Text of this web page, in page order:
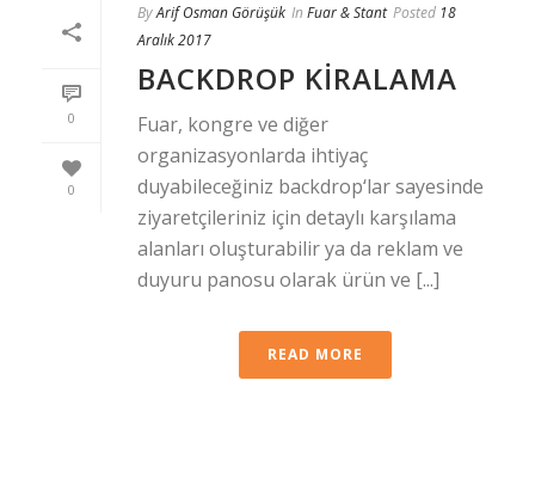
0
0
ByArif Osman Görüşük In Fuar & Stant Posted 18
Aralık 2017
BACKDROP KIRALAMA
Fuar, kongre ve diğer
organizasyonlarda ihtiyaç
duyabileceğiniz backdrop‘lar sayesinde
ziyaretçileriniz için detaylı karşılama
alanları oluşturabilir ya da reklam ve
duyuru panosu olarak ürün ve [...]
READ MORE